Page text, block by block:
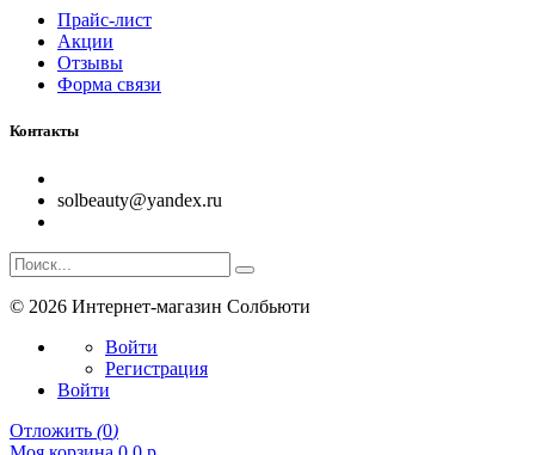
Прайс-лист
Акции
Отзывы
Форма связи
Контакты
solbeauty@yandex.ru
© 2026 Интернет-магазин Солбьюти
Войти
Регистрация
Войти
Отложить (0)